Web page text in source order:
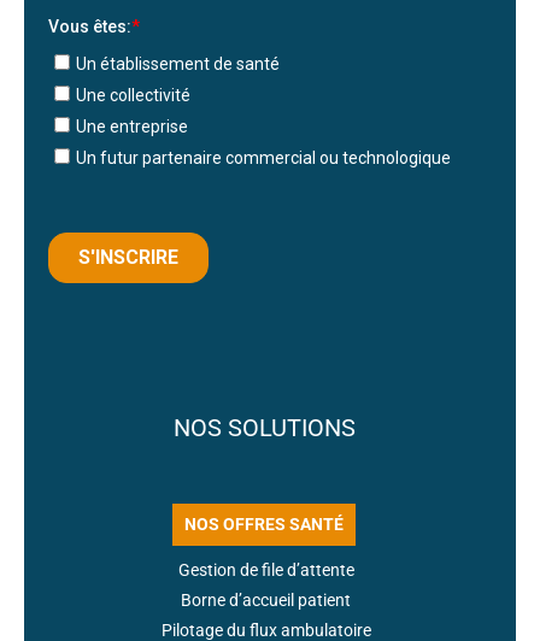
NOS SOLUTIONS
NOS OFFRES SANTÉ
Gestion de file d’attente
Borne d’accueil patient
Pilotage du flux ambulatoire